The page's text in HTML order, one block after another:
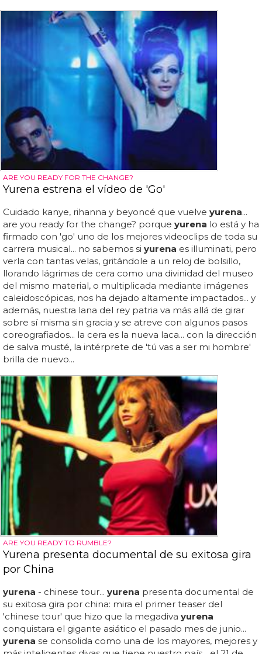
ARE YOU READY FOR THE CHANGE?
Yurena estrena el vídeo de 'Go'
Cuidado kanye, rihanna y beyoncé que vuelve yurena...
are you ready for the change? porque yurena lo está y ha
firmado con 'go' uno de los mejores videoclips de toda su
carrera musical... no sabemos si yurena es illuminati, pero
verla con tantas velas, gritándole a un reloj de bolsillo,
llorando lágrimas de cera como una divinidad del museo
del mismo material, o multiplicada mediante imágenes
caleidoscópicas, nos ha dejado altamente impactados... y
además, nuestra lana del rey patria va más allá de girar
sobre sí misma sin gracia y se atreve con algunos pasos
coreografiados... la cera es la nueva laca... con la dirección
de salva musté, la intérprete de 'tú vas a ser mi hombre'
brilla de nuevo...
ARE YOU READY TO RUMBLE?
Yurena presenta documental de su exitosa gira
por China
yurena - chinese tour... yurena presenta documental de
su exitosa gira por china: mira el primer teaser del
'chinese tour' que hizo que la megadiva yurena
conquistara el gigante asiático el pasado mes de junio...
yurena se consolida como una de los mayores, mejores y